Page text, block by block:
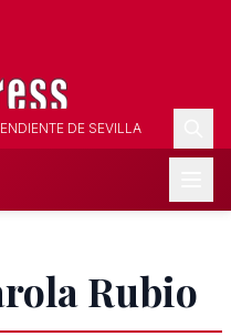
DE SEVILLA
Rubio